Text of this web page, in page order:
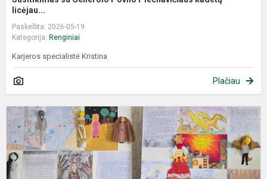
licėjau...
Paskelbta: 2026-05-19
Kategorija: Renginiai
Karjeros specialistė Kristina
Plačiau